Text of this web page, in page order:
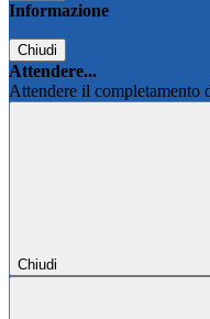
Informazione
Chiudi
Attendere...
Attendere il completamento
Chiudi